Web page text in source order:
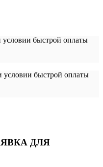
условии быстрой оплаты
условии быстрой оплаты
ДЛЯ